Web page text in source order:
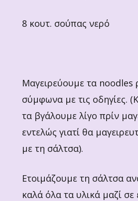
8 κουτ. σούπας νερό
Μαγειρεύουμε τα noodles
σύμφωνα με τις οδηγίες.
τα βγάλουμε λίγο πρίν
εντελώς γιατί θα
με τη σάλτσα).
Ετοιμάζουμε τη σάλτσα
καλά όλα τα υλικά μαζί